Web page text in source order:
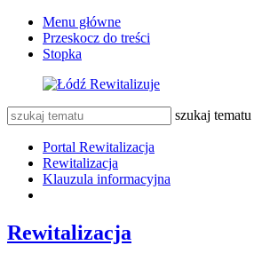
Menu główne
Przeskocz do treści
Stopka
szukaj tematu
Portal Rewitalizacja
Rewitalizacja
Klauzula informacyjna
Rewitalizacja